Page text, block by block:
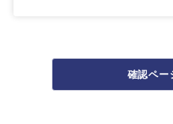
確認ペー